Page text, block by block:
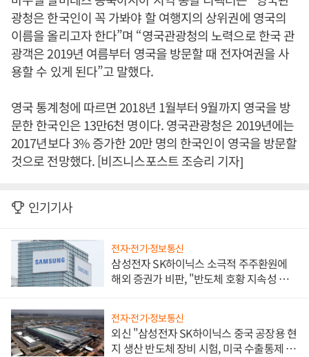
광청은 한국인이 꼭 가봐야 할 여행지의 상위권에 영국의
이름을 올리고자 한다”며 “영국관광청의 노력으로 한국 관
광객은 2019년 여름부터 영국을 방문할 때 전자여권을 사
용할 수 있게 된다”고 말했다.
영국 통계청에 따르면 2018년 1월부터 9월까지 영국을 방
문한 한국인은 13만6천 명이다. 영국관광청은 2019년에는
2017년보다 3% 증가한 20만 명의 한국인이 영국을 방문할
것으로 전망했다. [비즈니스포스트 조승리 기자]
인기기사
전자·전기·정보통신
삼성전자 SK하이닉스 소극적 주주환원에
해외 증권가 비판, "반도체 호황 지속성 의
전자·전기·정보통신
외신 "삼성전자 SK하이닉스 중국 공장용 현
지 생산 반도체 장비 시험, 미국 수출통제 대